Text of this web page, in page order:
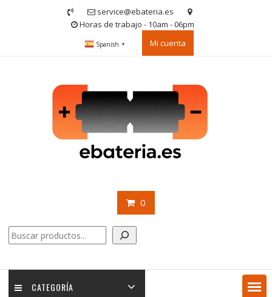
service@ebateria.es
Horas de trabajo - 10am - 06pm
Spanish ▼ Mi cuenta
0
Buscar
CATEGORÍA